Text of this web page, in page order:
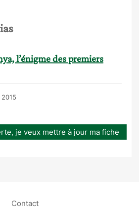
l’énigme des premiers
je veux mettre à jour ma fiche
Contact